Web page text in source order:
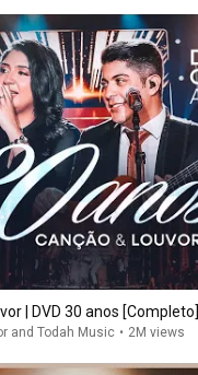
| DVD 30 anos [Completo]
and Todah Music • 2M views